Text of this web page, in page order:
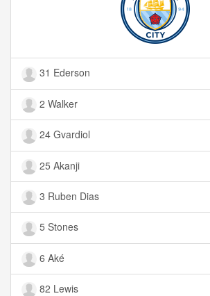
31 Ederson
2 Walker
24 Gvardiol
25 Akanji
3 Ruben Dias
5 Stones
6 Aké
82 Lewis